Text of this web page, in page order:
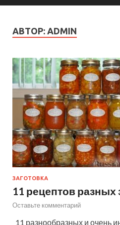
АВТОР: ADMIN
ЗАГОТОВКА
11 рецептов разных
Оставьте комментарий
11 разнообразных и очень